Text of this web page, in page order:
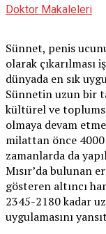
Doktor Makaleleri
Sünnet, penis
olarak çıkarılması
dünyada en sık
Sünnetin uzun bir
kültürel ve
olmaya devam
milattan önce
zamanlarda da
Mısır’da bulunan
gösteren altıncı
2345-2180 kadar
uygulamasını